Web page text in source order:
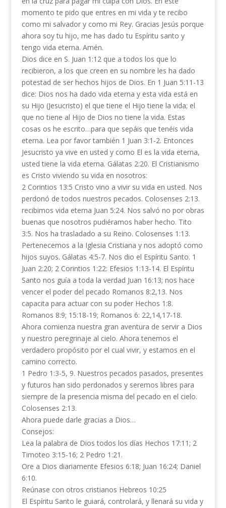
momento te pido que entres en mi vida y te recibo
como mi salvador y como mi Rey. Gracias Jesús porque
ahora soy tu hijo, me has dado tu Espíritu santo y
tengo vida eterna. Amén.
Dios dice en S. Juan 1:12 que a todos los que lo
recibieron, a los que creen en su nombre les ha dado
potestad de ser hechos hijos de Dios. En 1 Juan 5:11-13
dice: Dios nos ha dado vida eterna y esta vida está en
su Hijo (Jesucristo) el que tiene el Hijo tiene la vida; el
que no tiene al Hijo de Dios no tiene la vida. Estas
cosas os he escrito…para que sepáis que tenéis vida
eterna. Lea por favor también 1 Juan 3:1-2. Entonces
Jesucristo ya vive en usted y como El es la vida eterna,
usted tiene la vida eterna. Gálatas 2:20. El Cristianismo
es Cristo viviendo su vida en nosotros:
2 Corintios 13:5 Cristo vino a vivir su vida en usted. Nos
perdonó de todos nuestros pecados. Colosenses 2:13.
recibimos vida eterna Juan 5:24. Nos salvó no por obras
buenas que nosotros pudiéramos haber hecho. Tito
3:5. Nos ha trasladado a su Reino. Colosenses 1:13.
Pertenecemos a la Iglesia Cristiana y nos adoptó como
hijos suyos. Gálatas 4:5-7. Nos dio el Espíritu Santo. 1
Juan 2:20; 2 Corintios 1:22: Efesios 1:13-14. El Espíritu
Santo nos guía a toda la verdad Juan 16:13; nos hace
vencer el poder del pecado Romanos 8:2,13. Nos
capacita para actuar con su poder Hechos 1:8.
Romanos 8:9; 15:18-19; Romanos 6: 22,14,17-18.
Ahora comienza nuestra gran aventura de servir a Dios
y nuestro peregrinaje al cielo. Ahora tenemos el
verdadero propósito por el cual vivir, y estamos en el
camino correcto.
1 Pedro 1:3-5, 9. Nuestros pecados pasados, presentes
y futuros han sido perdonados y seremos libres para
siempre de la presencia misma del pecado en el cielo.
Colosenses 2:13.
Ahora puede darle gracias a Dios…
Consejos:
Lea la palabra de Dios todos los días Hechos 17:11; 2
Timoteo 3:15-16; 2 Pedro 1:21.
Ore a Dios diariamente Efesios 6:18; Juan 16:24; Daniel
6:10.
Reúnase con otros cristianos Hebreos 10:25
El Espíritu Santo le guiará, controlará, y llenará su vida y